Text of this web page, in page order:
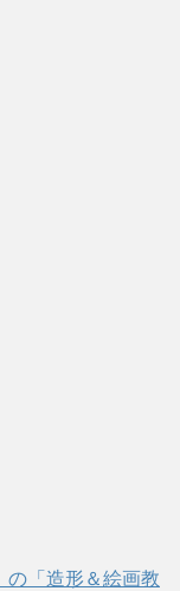
の「造形＆絵画教